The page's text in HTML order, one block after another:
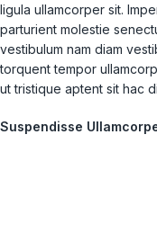
ligula ullamcorper sit.
parturient molestie
vestibulum nam diam
torquent tempor
ut tristique aptent sit hac
Suspendisse